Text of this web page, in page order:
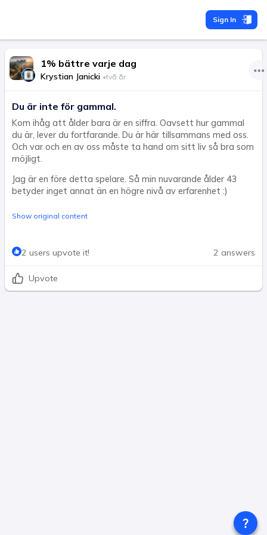
Sign In
1% bättre varje dag
Krystian Janicki •två år
Du är inte för gammal.
Kom ihåg att ålder bara är en siffra. Oavsett hur gammal
du är, lever du fortfarande. Du är här tillsammans med oss.
Och var och en av oss måste ta hand om sitt liv så bra som
möjligt.
Jag är en före detta spelare. Så min nuvarande ålder 43
betyder inget annat än en högre nivå av erfarenhet :)
Show original content
2 users upvote it! 2 answers
Upvote